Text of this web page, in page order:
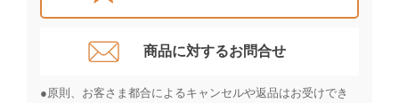
商品に対するお問合せ​
●原則、お客さま都合によるキャンセルや返品はお受けでき